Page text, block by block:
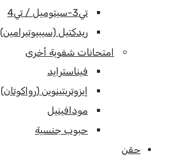
تي3-سيتوميل / تي4
ريدكتيل (سيبيوتيرامين)
امتحانات شفوية أخرى
فيناسترايد
إيزوتريتينوين (رواكوتان)
مودافينيل
حبوب جنسية
حقن